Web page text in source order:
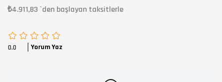
₺4.911,83 `den başlayan taksitlerle
0.0 Yorum Yaz